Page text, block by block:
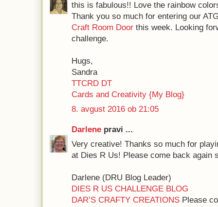
this is fabulous!! Love the rainbow
Thank you so much for entering our
Craft Room Door this week. Looking
challenge.
Hugs,
Sandra
TTCRD DT
Cards and Creativity {My Blog}
8. avgust 2016 ob 21:05
Darlene pravi ...
Very creative! Thanks so much for
at Dies R Us! Please come back again
Darlene (DRU Blog Leader)
DIES R US CHALLENGE BLOG
DAR’S CRAFTY CREATIONS Please